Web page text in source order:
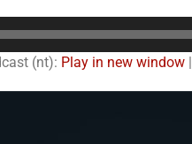
(nt): Play in new window|